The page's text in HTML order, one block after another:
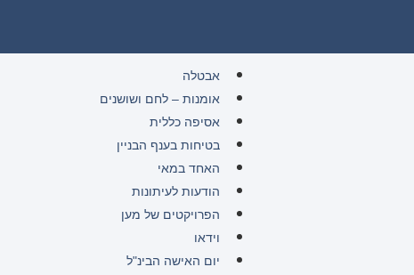
אבטלה
אומנות – לחם ושושנים
אסיפה כללית
בטיחות בענף הבניין
האחד במאי
הודעות לעיתונות
הפרויקטים של מען
וידאו
יום האישה הבינ"ל